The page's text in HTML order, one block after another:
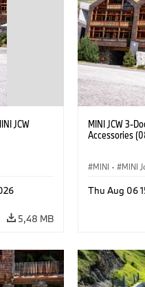
JCW
5,48 MB
MINI JCW 3-
Accessories
MINI · MINI
Προαιρετικός
Thu Aug 06